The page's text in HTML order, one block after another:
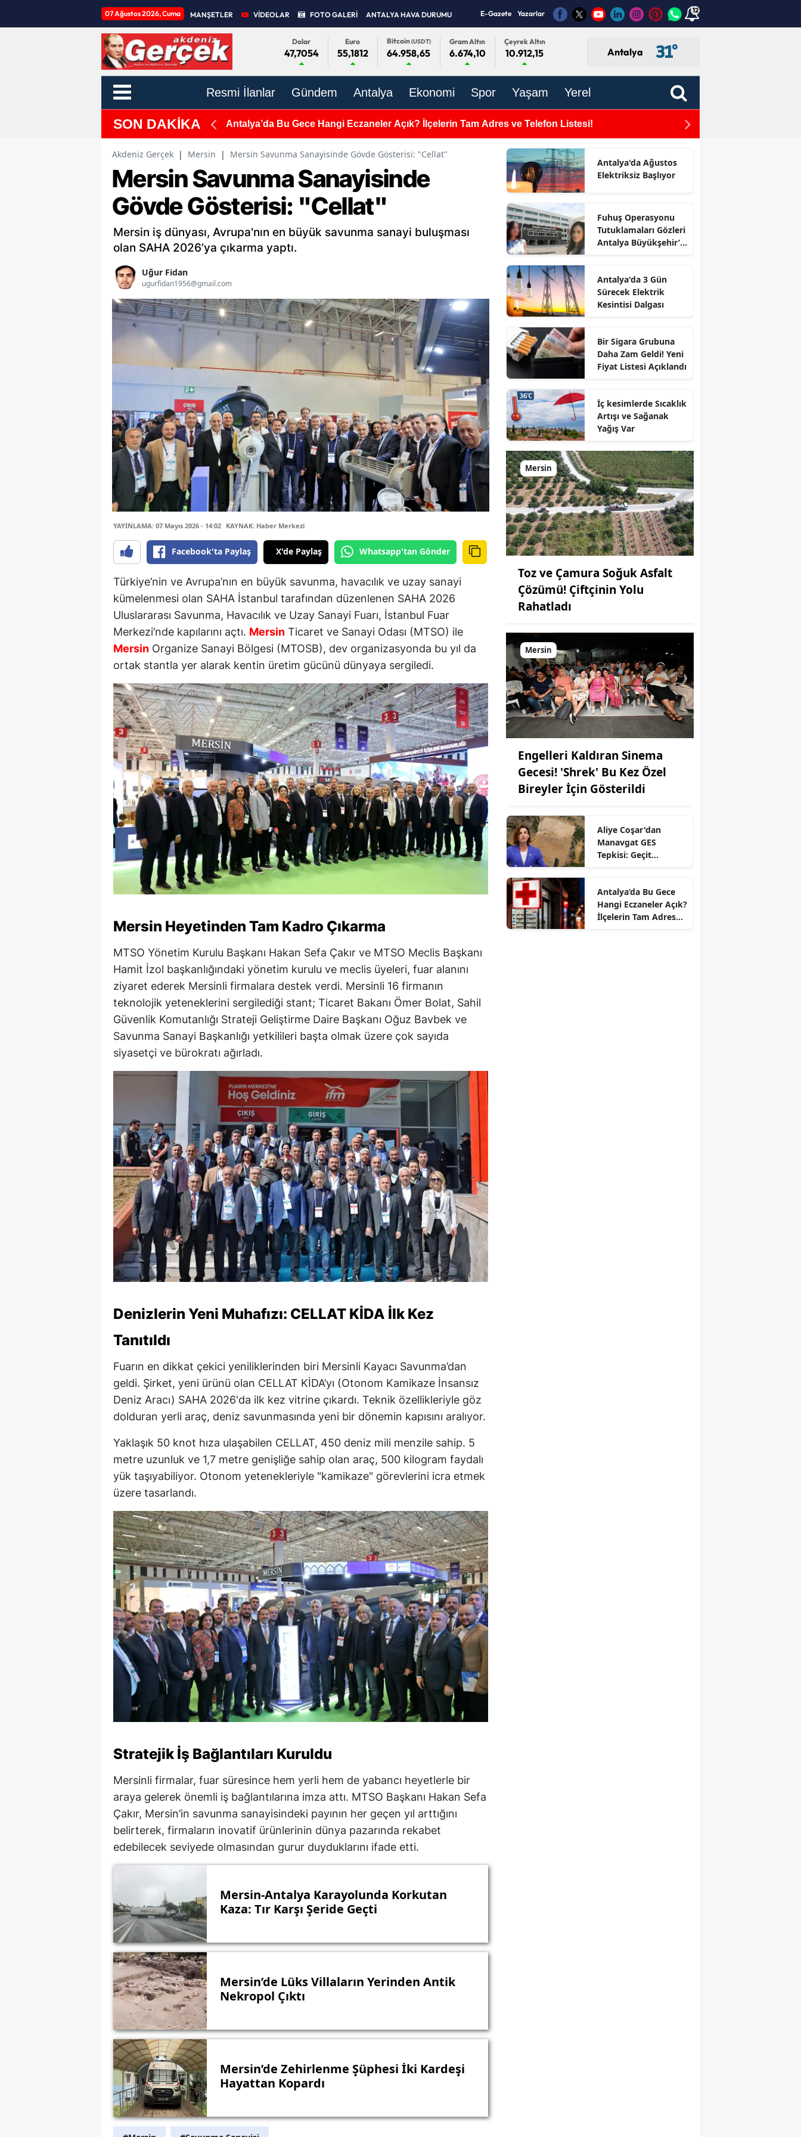
07 Ağustos 2026, Cuma MANŞETLER VİDEOLAR FOTO GALERİ ANTALYA HAVA DURUMU E-Gazete Yazarlar 12
Dolar
47,7054
Euro
55,1812
Bitcoin(USDT)
64.958,65
Gram Altın
6.674,10
Çeyrek Altın
10.912,15 Antalya 31°
Resmi İlanlar Gündem Antalya Ekonomi Spor Yaşam Yerel
SON DAKİKA Antalya’da Bu Gece Hangi Eczaneler Açık? İlçelerin Tam Adres ve Telefon Listesi! Antalya Büyükşehir
Akdeniz Gerçek | Mersin | Mersin Savunma Sanayisinde Gövde Gösterisi: "Cellat"
Mersin Savunma Sanayisinde
Gövde Gösterisi: "Cellat"
Mersin iş dünyası, Avrupa'nın en büyük savunma sanayi buluşması
olan SAHA 2026’ya çıkarma yaptı.
Uğur Fidan
ugurfidan1956@gmail.com
YAYINLAMA: 07 Mayıs 2026 - 14:02 KAYNAK: Haber Merkezi
Facebook'ta Paylaş X'de Paylaş Whatsapp'tan Gönder
Türkiye’nin ve Avrupa’nın en büyük savunma, havacılık ve uzay sanayi
kümelenmesi olan SAHA İstanbul tarafından düzenlenen SAHA 2026
Uluslararası Savunma, Havacılık ve Uzay Sanayi Fuarı, İstanbul Fuar
Merkezi’nde kapılarını açtı. Mersin Ticaret ve Sanayi Odası (MTSO) ile
Mersin Organize Sanayi Bölgesi (MTOSB), dev organizasyonda bu yıl da
ortak stantla yer alarak kentin üretim gücünü dünyaya sergiledi.
Mersin Heyetinden Tam Kadro Çıkarma
MTSO Yönetim Kurulu Başkanı Hakan Sefa Çakır ve MTSO Meclis Başkanı
Hamit İzol başkanlığındaki yönetim kurulu ve meclis üyeleri, fuar alanını
ziyaret ederek Mersinli firmalara destek verdi. Mersinli 16 firmanın
teknolojik yeteneklerini sergilediği stant; Ticaret Bakanı Ömer Bolat, Sahil
Güvenlik Komutanlığı Strateji Geliştirme Daire Başkanı Oğuz Bavbek ve
Savunma Sanayi Başkanlığı yetkilileri başta olmak üzere çok sayıda
siyasetçi ve bürokratı ağırladı.
Denizlerin Yeni Muhafızı: CELLAT KİDA İlk Kez
Tanıtıldı
Fuarın en dikkat çekici yeniliklerinden biri Mersinli Kayacı Savunma’dan
geldi. Şirket, yeni ürünü olan CELLAT KİDA’yı (Otonom Kamikaze İnsansız
Deniz Aracı) SAHA 2026'da ilk kez vitrine çıkardı. Teknik özellikleriyle göz
dolduran yerli araç, deniz savunmasında yeni bir dönemin kapısını aralıyor.
Yaklaşık 50 knot hıza ulaşabilen CELLAT, 450 deniz mili menzile sahip. 5
metre uzunluk ve 1,7 metre genişliğe sahip olan araç, 500 kilogram faydalı
yük taşıyabiliyor. Otonom yetenekleriyle "kamikaze" görevlerini icra etmek
üzere tasarlandı.
Stratejik İş Bağlantıları Kuruldu
Mersinli firmalar, fuar süresince hem yerli hem de yabancı heyetlerle bir
araya gelerek önemli iş bağlantılarına imza attı. MTSO Başkanı Hakan Sefa
Çakır, Mersin’in savunma sanayisindeki payının her geçen yıl arttığını
belirterek, firmaların inovatif ürünlerinin dünya pazarında rekabet
edebilecek seviyede olmasından gurur duyduklarını ifade etti.
Mersin-Antalya Karayolunda Korkutan
Kaza: Tır Karşı Şeride Geçti
Mersin’de Lüks Villaların Yerinden Antik
Nekropol Çıktı
Mersin’de Zehirlenme Şüphesi İki Kardeşi
Hayattan Kopardı
Antalya'da Ağustos
Elektriksiz Başlıyor
Fuhuş Operasyonu
Tutuklamaları Gözleri
Antalya Büyükşehir’e
Antalya'da 3 Gün
Sürecek Elektrik
Kesintisi Dalgası
Bir Sigara Grubuna
Daha Zam Geldi! Yeni
Fiyat Listesi Açıklandı
İç kesimlerde Sıcaklık
Artışı ve Sağanak
Yağış Var
Mersin
Toz ve Çamura Soğuk Asfalt
Çözümü! Çiftçinin Yolu
Rahatladı
Mersin
Engelleri Kaldıran Sinema
Gecesi! 'Shrek' Bu Kez Özel
Bireyler İçin Gösterildi
Aliye Coşar'dan
Manavgat GES
Tepkisi: Geçit
Antalya’da Bu Gece
Hangi Eczaneler Açık?
İlçelerin Tam Adres